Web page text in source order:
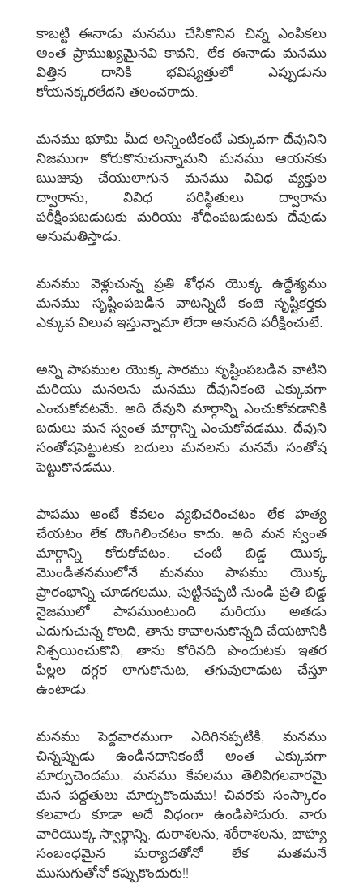
కాబట్టి ఈనాడు మనము చేసికొనిన చిన్న ఎంపికలు
అంత ప్రాముఖ్యమైనవి కావని, లేక ఈనాడు మనము
విత్తిన దానికి భవిష్యత్తులో ఎప్పుడును
కోయనక్కరలేదని తలంచరాదు.
మనము భూమి మీద అన్నింటికంటే ఎక్కువగా దేవునిని
నిజముగా కోరుకొనుచున్నామని మనము ఆయనకు
ఋజువు చేయులాగున మనము వివిధ వ్యక్తుల
ద్వారాను, వివిధ పరిస్థితులు ద్వారాను
పరీక్షింపబడుటకు మరియు శోధింపబడుటకు దేవుడు
అనుమతిస్తాడు.
మనము వెళ్లుచున్న ప్రతి శోధన యొక్క ఉద్దేశ్యము
మనము సృష్టింపబడిన వాటన్నిటి కంటె సృష్టికర్తకు
ఎక్కువ విలువ ఇస్తున్నామా లేదా అనునది పరీక్షించుటే.
అన్ని పాపముల యొక్క సారము సృష్టింపబడిన వాటిని
మరియు మనలను మనము దేవునికంటె ఎక్కువగా
ఎంచుకోవటమే. అది దేవుని మార్గాన్ని ఎంచుకోవడానికి
బదులు మన స్వంత మార్గాన్ని ఎంచుకోవడము. దేవుని
సంతోషపెట్టుటకు బదులు మనలను మనమే సంతోష
పెట్టుకొనడము.
పాపము అంటే కేవలం వ్యభిచరించటం లేక హత్య
చేయటం లేక దొంగిలించటం కాదు. అది మన స్వంత
మార్గాన్ని కోరుకోవటం. చంటి బిడ్డ యొక్క
మొండితనములోనే మనము పాపము యొక్క
ప్రారంభాన్ని చూడగలము, పుట్టినప్పటి నుండి ప్రతి బిడ్డ
నైజములో పాపముంటుంది మరియు అతడు
ఎదుగుచున్న కొలది, తాను కావాలనుకొన్నది చేయటానికి
నిశ్చయించుకొని, తాను కోరినది పొందుటకు ఇతర
పిల్లల దగ్గర లాగుకొనుట, తగువులాడుట చేస్తూ
ఉంటాడు.
మనము పెద్దవారముగా ఎదిగినప్పటికి, మనము
చిన్నప్పుడు ఉండినదానికంటే అంత ఎక్కువగా
మార్పుచెందము. మనము కేవలము తెలివిగలవారమై
మన పద్దతులు మార్చుకొందుము! చివరకు సంస్కారం
కలవారు కూడా అదే విధంగా ఉండిపోదురు. వారు
వారియొక్క స్వార్థాన్ని, దురాశలను, శరీరాశలను, బాహ్య
సంబంధమైన మర్యాదతోనో లేక మతమనే
ముసుగుతోనో కప్పుకొందురు!!